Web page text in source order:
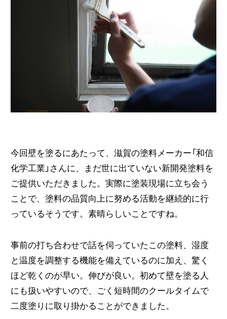
今回壁を塗るにあたって、滋賀の塗料メーカー「和信
化学工業」さんに、まだ世に出ていない新開発塗料を
ご提供いただきました。実際に塗装現場に立ち会う
ことで、塗料の品質向上に努める活動を継続的に行
っているそうです。素晴らしいことですね。
事前の打ち合わせで話を伺っていたこの塗料、湿度
と温度を調整する機能を備えているのに加え、驚く
ほど乾くのが早い。伸びが良い。初めて壁を塗る人
にも扱いやすいので、ごく短時間のクールタイムで
二度塗りに取り掛かることができました。